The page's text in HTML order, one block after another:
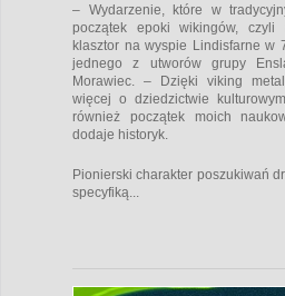
– Wydarzenie, które w
początek epoki wikingów, czyli
klasztor na wyspie Lindisfarne w
jednego z utworów grupy
Morawiec. – Dzięki viking
więcej o dziedzictwie
również początek moich
dodaje historyk.
Pionierski charakter poszukiwań
specyfiką...